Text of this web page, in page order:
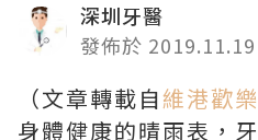
深圳牙醫
發佈於 2019.11.19
（文章轉載自維港歡
身體健康的晴雨表，